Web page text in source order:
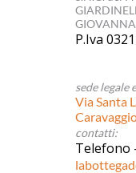
GIOVANNA
P.Iva
sede legale
Via Santa
contatti:
Telefono